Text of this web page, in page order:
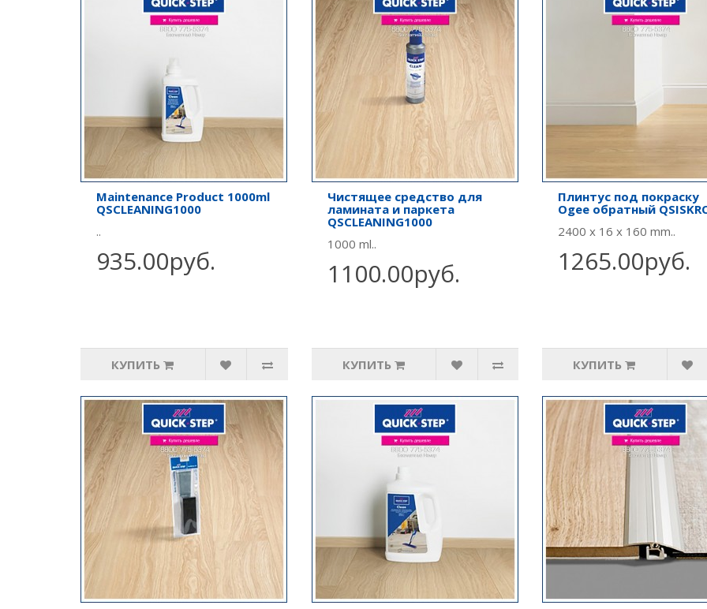
Maintenance Product 1000ml
QSCLEANING1000
..
935.00руб.
КУПИТЬ
Чистящее средство для
ламината и паркета
QSCLEANING1000
1000 ml..
1100.00руб.
КУПИТЬ
Плинтус под покраску
Ogee обратный
2400 x 16 x 160 mm..
1265.00руб.
КУПИТЬ